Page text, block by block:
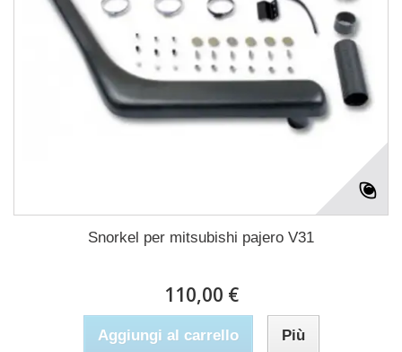
Snorkel per mitsubishi pajero V31
110,00 €
Aggiungi al carrello Più